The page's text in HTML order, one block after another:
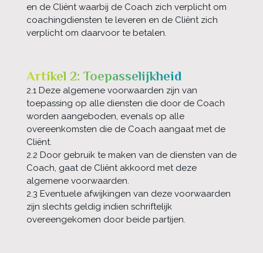
en de Cliënt waarbij de Coach zich verplicht om
coachingdiensten te leveren en de Cliënt zich
verplicht om daarvoor te betalen.
Artikel 2: Toepasselijkheid
2.1 Deze algemene voorwaarden zijn van
toepassing op alle diensten die door de Coach
worden aangeboden, evenals op alle
overeenkomsten die de Coach aangaat met de
Cliënt.
2.2 Door gebruik te maken van de diensten van de
Coach, gaat de Cliënt akkoord met deze
algemene voorwaarden.
2.3 Eventuele afwijkingen van deze voorwaarden
zijn slechts geldig indien schriftelijk
overeengekomen door beide partijen.